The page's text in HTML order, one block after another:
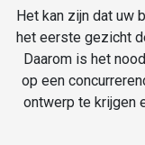
Het kan zijn dat uw
het eerste gezicht
Daarom is het
op een
ontwerp te krijgen